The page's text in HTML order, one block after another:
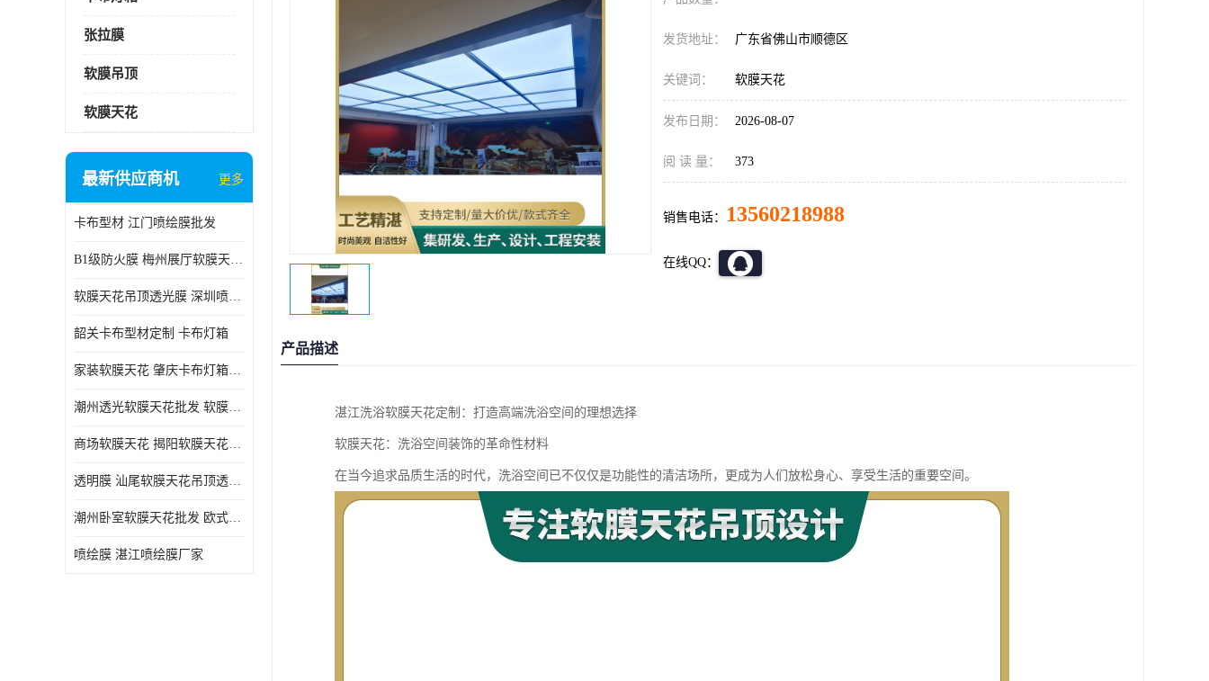
张拉膜
软膜吊顶
软膜天花
最新供应商机 更多
卡布型材 江门喷绘膜批发
B1级防火膜 梅州展厅软膜天花批发
软膜天花吊顶透光膜 深圳喷绘膜批发
韶关卡布型材定制 卡布灯箱
家装软膜天花 肇庆卡布灯箱批发
潮州透光软膜天花批发 软膜天花
商场软膜天花 揭阳软膜天花吊顶透光膜批发
透明膜 汕尾软膜天花吊顶透光膜定制
潮州卧室软膜天花批发 欧式软膜天花
喷绘膜 湛江喷绘膜厂家
发货地址： 广东省佛山市顺德区
关键词： 软膜天花
发布日期： 2026-08-07
阅 读 量： 373
销售电话： 13560218988
在线QQ：
产品描述
湛江洗浴软膜天花定制：打造高端洗浴空间的理想选择
软膜天花：洗浴空间装饰的革命性材料
在当今追求品质生活的时代，洗浴空间已不仅仅是功能性的清洁场所，更成为人们放松身心、享受生活的重要空间。